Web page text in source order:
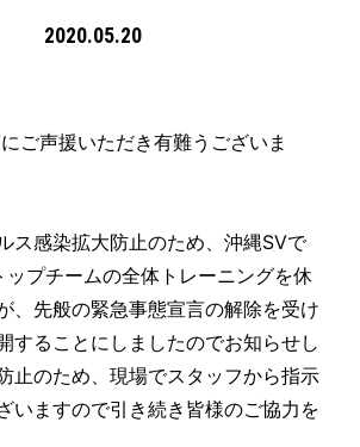
2020.05.20
ご声援いただき有難うございま
ス感染拡大防止のため、沖縄SVで
プチームの全体トレーニングを休
、先般の緊急事態宣言の解除を受け
することにしましたのでお知らせし
止のため、現場でスタッフから指示
いますので引き続き皆様のご協力を